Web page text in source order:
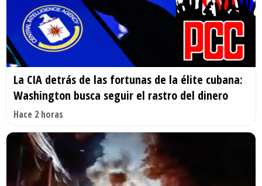
La CIA detrás de las fortunas de la élite cubana:
Washington busca seguir el rastro del dinero
Hace 2 horas